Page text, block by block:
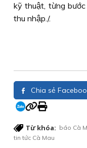
kỹ thuật, từng
thu nhập./.
Chia sẻ
Từ khóa: báo Cà
tin tức Cà Mau